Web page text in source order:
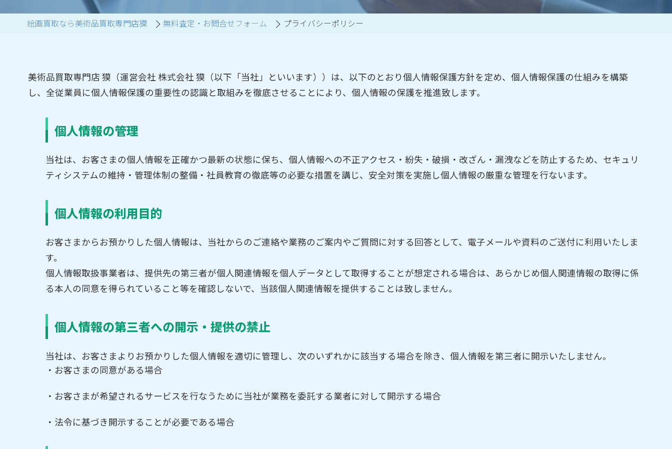
中国骨董品買取 ジュエリー・ウォッチ買取
絵画買取なら美術品買取専門店獏 無料査定・お問合せフォーム プライバシーポリシー
美術品買取専門店 獏（運営会社 株式会社 獏（以下「当社」といいます））は、以下のとおり個人情報保護方針を定め、個人情報保護の仕組みを構築
し、全従業員に個人情報保護の重要性の認識と取組みを徹底させることにより、個人情報の保護を推進致します。
個人情報の管理
当社は、お客さまの個人情報を正確かつ最新の状態に保ち、個人情報への不正アクセス・紛失・破損・改ざん・漏洩などを防止するため、セキュリ
ティシステムの維持・管理体制の整備・社員教育の徹底等の必要な措置を講じ、安全対策を実施し個人情報の厳重な管理を行ないます。
個人情報の利用目的
お客さまからお預かりした個人情報は、当社からのご連絡や業務のご案内やご質問に対する回答として、電子メールや資料のご送付に利用いたしま
す。
個人情報取扱事業者は、提供先の第三者が個人関連情報を個人データとして取得することが想定される場合は、あらかじめ個人関連情報の取得に係
る本人の同意を得られていること等を確認しないで、当該個人関連情報を提供することは致しません。
個人情報の第三者への開示・提供の禁止
当社は、お客さまよりお預かりした個人情報を適切に管理し、次のいずれかに該当する場合を除き、個人情報を第三者に開示いたしません。
お客さまの同意がある場合
お客さまが希望されるサービスを行なうために当社が業務を委託する業者に対して開示する場合
法令に基づき開示することが必要である場合